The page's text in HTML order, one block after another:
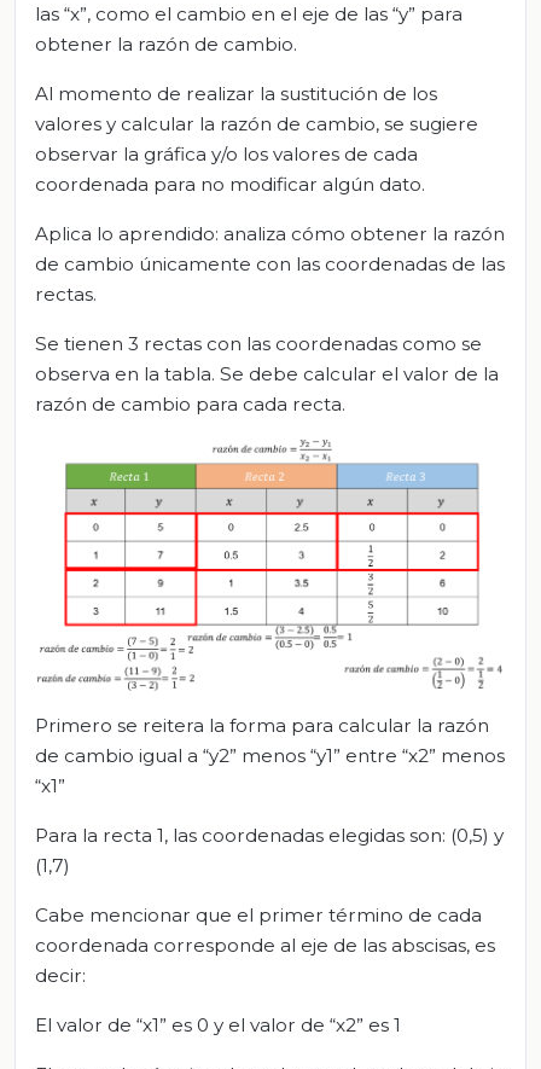
las “x”, como el cambio en el eje de las “y” para
obtener la razón de cambio.
Al momento de realizar la sustitución de los
valores y calcular la razón de cambio, se sugiere
observar la gráfica y/o los valores de cada
coordenada para no modificar algún dato.
Aplica lo aprendido: analiza cómo obtener la razón
de cambio únicamente con las coordenadas de las
rectas.
Se tienen 3 rectas con las coordenadas como se
observa en la tabla. Se debe calcular el valor de la
razón de cambio para cada recta.
Primero se reitera la forma para calcular la razón
de cambio igual a “y2” menos “y1” entre “x2” menos
“x1”
Para la recta 1, las coordenadas elegidas son: (0,5) y
(1,7)
Cabe mencionar que el primer término de cada
coordenada corresponde al eje de las abscisas, es
decir:
El valor de “x1” es 0 y el valor de “x2” es 1